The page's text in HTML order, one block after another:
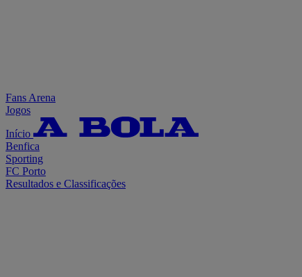
Fans Arena
Jogos
Início
Benfica
Sporting
FC Porto
Resultados e Classificações